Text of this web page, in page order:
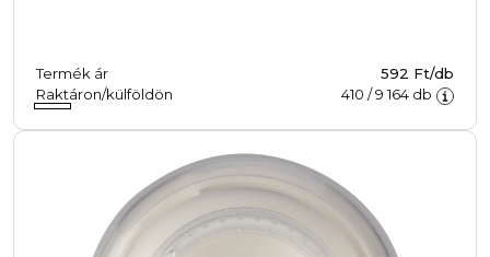
Termék ár
592 Ft/db
Raktáron/külföldön
410 /9 164 db